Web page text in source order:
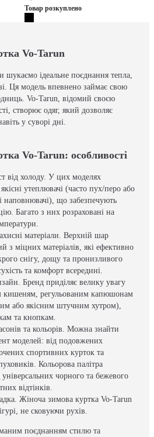
Товар розкуплено
Vo-Tarun
ідеальне поєднання тепла,
Ця модель впевнено займає свою
Vo-Tarun, відомий своєю
створює одяг, який дозволяє
у суворі дні.
Vo-Tarun: особливості
від холоду. У цих моделях
утеплювачі (часто пух/перо або
наповнювачі), що забезпечують
Багато з них розраховані на
матеріали. Верхній шар
з міцних матеріалів, які ефективно
снігу, дощу та пронизливого
та комфорт всередині.
Бренд приділяє велику увагу
кишеням, регульованим капюшонам
або якісним штучним хутром),
та кнопкам.
та кольорів. Можна знайти
моделей: від подовжених
спортивних курток та
Кольорова палітра
універсальних чорного та бежевого
відтінків.
Жіноча зимова куртка Vo-Tarun
не сковуючи рухів.
поєднанням стилю та